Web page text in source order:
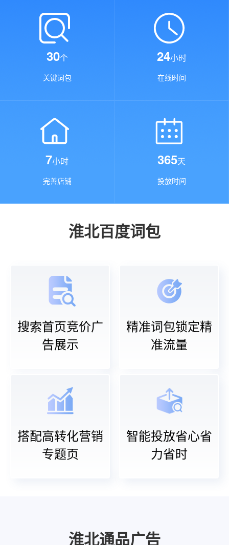
30个
关键词包
24小时
在线时间
7小时
完善店铺
365天
投放时间
淮北百度词包
搜索首页竞价广
告展示
精准词包锁定精
准流量
搭配高转化营销
专题页
智能投放省心省
力省时
淮北通品广告